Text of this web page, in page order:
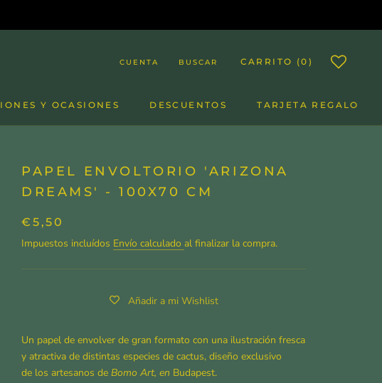
Y OCASIONES
DESCUENTOS
TARJETA REGALO
CUENTA BUSCAR CARRITO (0 )
PAPEL ENVOLTORIO 'ARIZONA
DREAMS' - 100X70 CM
€5,50
Impuestos incluídos Envío calculado al finalizar la compra.
Añadir a mi Wishlist
Un papel de envolver de gran formato con una ilustración fresca
y atractiva de distintas especies de cactus, diseño exclusivo
de los artesanos de Bomo Art, en Budapest.